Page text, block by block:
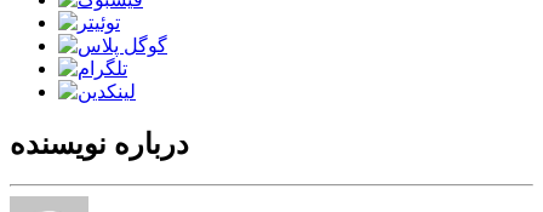
درباره نویسنده